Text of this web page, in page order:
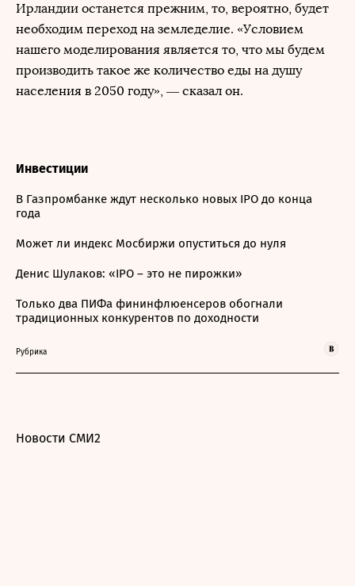
Ирландии останется прежним, то, вероятно, будет
необходим переход на земледелие. «Условием
нашего моделирования является то, что мы будем
производить такое же количество еды на душу
населения в 2050 году», — сказал он.
Инвестиции
В Газпромбанке ждут несколько новых IPO до конца
года
Может ли индекс Мосбиржи опуститься до нуля
Денис Шулаков: «IPO – это не пирожки»
Только два ПИФа фининфлюенсеров обогнали
традиционных конкурентов по доходности
Рубрика
Новости СМИ2